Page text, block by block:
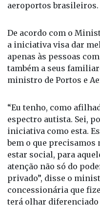
aeroportos brasileiros.
De acordo com o
a iniciativa visa dar
apenas às pessoas
também a seus
ministro de Portos e
“Eu tenho, como
espectro autista. Sei,
iniciativa como esta.
bem o que precisamos
estar social, para
atenção não só do
privado”, disse o
concessionária que
terá olhar